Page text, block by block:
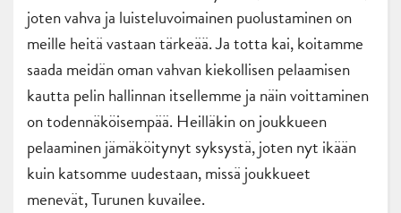
joten vahva ja luisteluvoimainen puolustaminen on
meille heitä vastaan tärkeää. Ja totta kai, koitamme
saada meidän oman vahvan kiekollisen pelaamisen
kautta pelin hallinnan itsellemme ja näin voittaminen
on todennäköisempää. Heilläkin on joukkueen
pelaaminen jämäköitynyt syksystä, joten nyt ikään
kuin katsomme uudestaan, missä joukkueet
menevät, Turunen kuvailee.